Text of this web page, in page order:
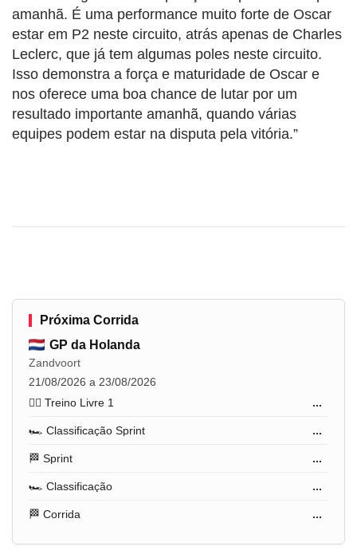
amanhã. É uma performance muito forte de Oscar
estar em P2 neste circuito, atrás apenas de Charles
Leclerc, que já tem algumas poles neste circuito.
Isso demonstra a força e maturidade de Oscar e
nos oferece uma boa chance de lutar por um
resultado importante amanhã, quando várias
equipes podem estar na disputa pela vitória.”
Próxima Corrida
GP da Holanda
Zandvoort
21/08/2026 a 23/08/2026
🏋️‍♂️ Treino Livre 1
...
🏎️ Classificação Sprint ...
🏁 Sprint ...
🏎️ Classificação ...
🏁 Corrida ...